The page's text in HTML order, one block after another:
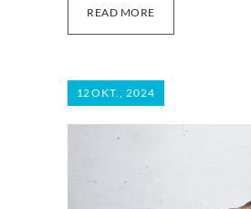
READ MORE
12OKT., 2024